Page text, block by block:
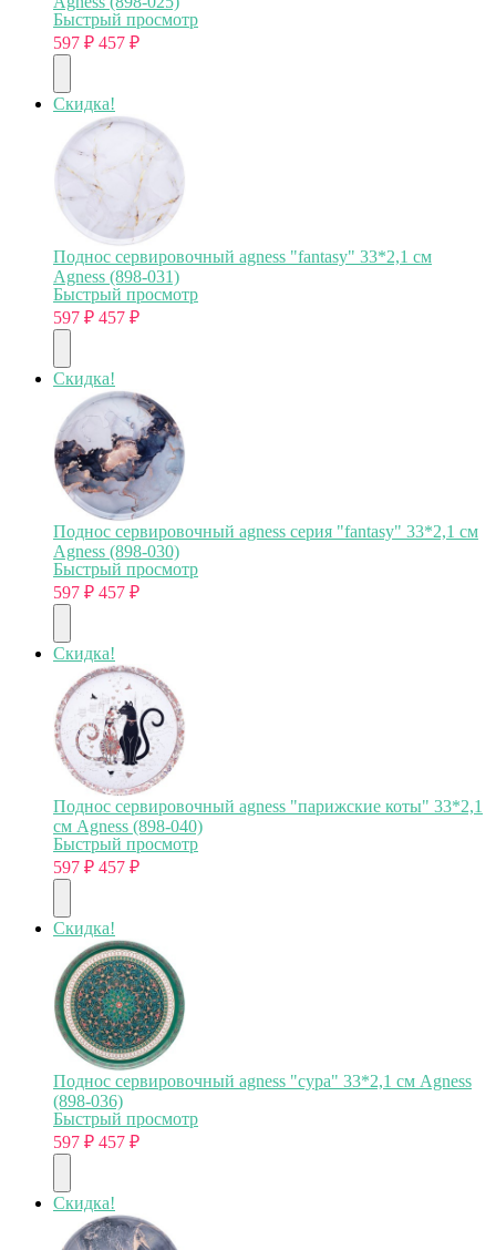
Быстрый просмотр
597 ₽ 457 ₽
Скидка!
Поднос сервировочный agness "fantasy" 33*2,1 см
Agness (898-031)
Быстрый просмотр
597 ₽ 457 ₽
Скидка!
Поднос сервировочный agness серия "fantasy" 33*2,1 см
Agness (898-030)
Быстрый просмотр
597 ₽ 457 ₽
Скидка!
Поднос сервировочный agness "парижские коты" 33*2,1
см Agness (898-040)
Быстрый просмотр
597 ₽ 457 ₽
Скидка!
Поднос сервировочный agness "сура" 33*2,1 см Agness
(898-036)
Быстрый просмотр
597 ₽ 457 ₽
Скидка!